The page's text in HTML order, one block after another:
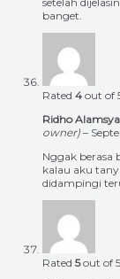
banget.
Rated 4 out of
Ridho
owner) –
Nggak berasa
kalau aku
didampingi
Rated 5out of 5